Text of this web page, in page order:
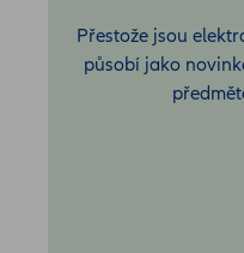
Přestože jsou
působí jako